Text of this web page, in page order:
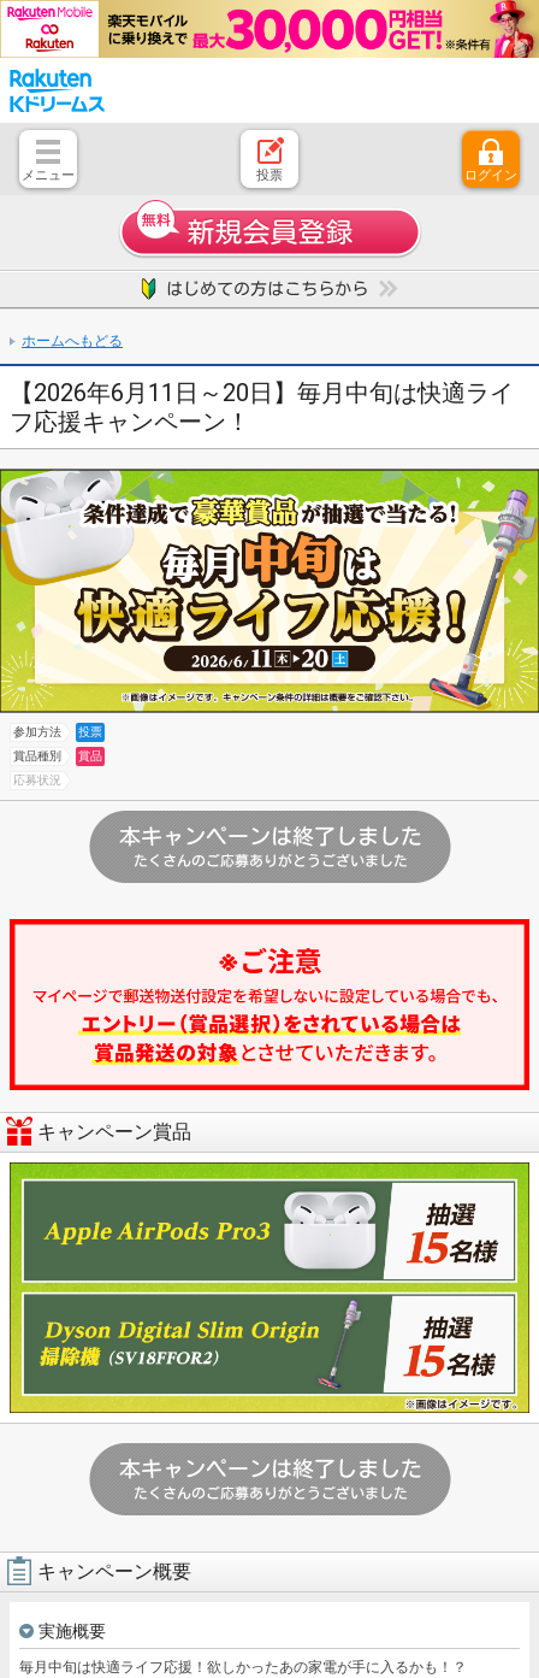
メニュー 投票 ログイン
はじめての方へ
競輪レース情報・結果
レース開催スケジュール
注目開催レース
キャンペーン一覧
ご意見、ご要望 とじる
ホームへもどる
【2026年6月11日～20日】毎月中旬は快適ライ
フ応援キャンペーン！
参加方法
投票
賞品種別
賞品
応募状況
キャンペーン賞品
キャンペーン概要
実施概要
毎月中旬は快適ライフ応援！欲しかったあの家電が手に入るかも！？